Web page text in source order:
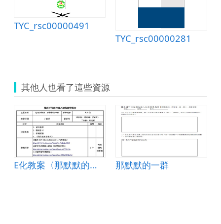
TYC_rsc00000491
TYC_rsc00000281
其他人也看了這些資源
E化教案〈那默默的一群〉 那默默的一群